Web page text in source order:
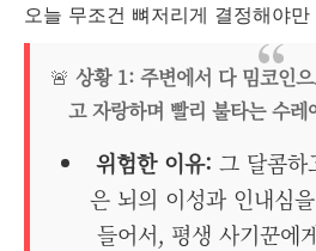
오늘 무조건 뼈저리게 결정해야만
🚨 상황 1: 주변에서 다 밈코인
고 자랑하며 빨리 불타는 수
위험한 이유: 그 달콤하
은 뇌의 이성과 인내심
들어서, 평생 사기꾼에